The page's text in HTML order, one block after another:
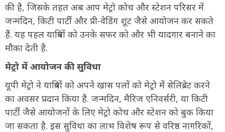
की है, जिसके तहत अब आप मेट्रो कोच और स्टेशन परिसर में
जन्मदिन, किटी पार्टी और प्री-वेडिंग शूट जैसे आयोजन कर सकते
हैं. यह पहल यात्रियों को उनके सफर को और भी यादगार बनाने का
मौका देती है.
मेट्रो में आयोजन की सुविधा
यूपी मेट्रो ने यात्रियों को अपने खास पलों को मेट्रो में सेलिब्रेट करने
का अवसर प्रदान किया है. जन्मदिन, मैरिज एनिवर्सरी, या किटी
पार्टी जैसे आयोजनों के लिए मेट्रो कोच और स्टेशन को बुक किया
जा सकता है. इस सुविधा का लाभ विशेष रूप से वरिष्ठ नागरिकों,